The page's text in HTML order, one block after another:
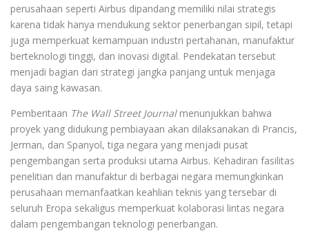
perusahaan seperti Airbus dipandang memiliki nilai strategis
karena tidak hanya mendukung sektor penerbangan sipil, tetapi
juga memperkuat kemampuan industri pertahanan, manufaktur
berteknologi tinggi, dan inovasi digital. Pendekatan tersebut
menjadi bagian dari strategi jangka panjang untuk menjaga
daya saing kawasan.
Pemberitaan The Wall Street Journalmenunjukkan bahwa
proyek yang didukung pembiayaan akan dilaksanakan di Prancis,
Jerman, dan Spanyol, tiga negara yang menjadi pusat
pengembangan serta produksi utama Airbus. Kehadiran fasilitas
penelitian dan manufaktur di berbagai negara memungkinkan
perusahaan memanfaatkan keahlian teknis yang tersebar di
seluruh Eropa sekaligus memperkuat kolaborasi lintas negara
dalam pengembangan teknologi penerbangan.